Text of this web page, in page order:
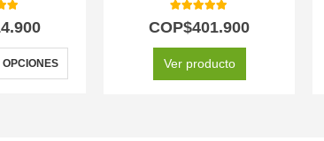
5.00
COP$401.900
Ver producto